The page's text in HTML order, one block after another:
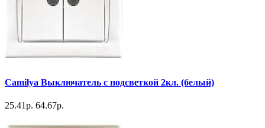
Camilya Выключатель с подсветкой 2кл. (белый)
25.41р. 64.67р.